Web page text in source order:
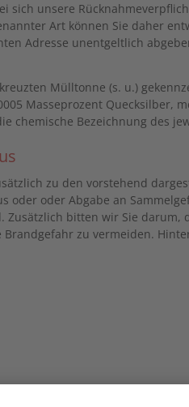
sich unsere
Art können Sie daher
Adresse unentgeltlich
Mülltonne (s. u.)
Masseprozent Quecksilber,
chemische Bezeichnung des
zu den vorstehend
oder oder Abgabe an
bitten wir Sie
zu vermeiden.